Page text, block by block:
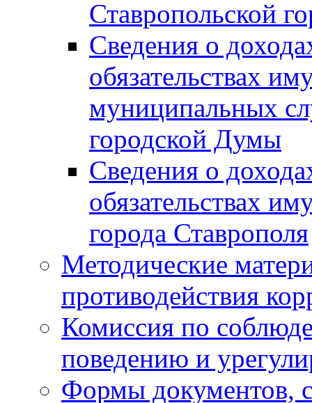
Ставропольской
Сведения о
обязательствах
муниципальных
городской Думы
Сведения о
обязательствах
города Ставрополя
Методические
противодействия
Комиссия по
поведению и
Формы документов,